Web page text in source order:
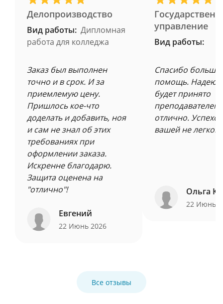
Делопроизводство
Вид работы: Дипломная
работа для колледжа
Заказ был выполнен
точно и в срок. И за
приемлемую цену.
Пришлось кое-что
доделать и добавить, ноя
и сам не знал об этих
требованиях при
оформлении заказа.
Искренне благодарю.
Защита оценена на
"отлично"!
Евгений
22 Июнь 2026
управление
Вид работы:
Спасибо
помощь.
будет принято
преподавателем
отлично.
вашей не легкой
Ольга
22 Июнь
Все отзывы